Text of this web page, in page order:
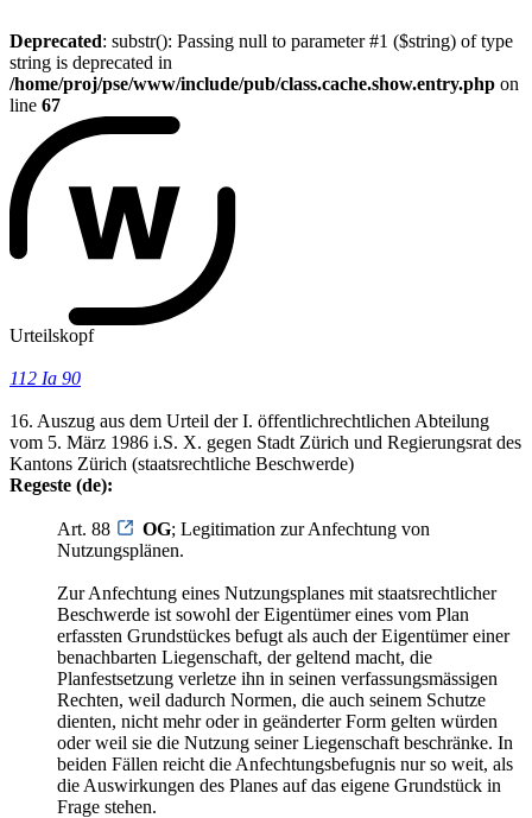
Deprecated: substr(): Passing null to parameter #1 ($string) of type
string is deprecated in
/home/proj/pse/www/include/pub/class.cache.show.entry.php on
line 67
Urteilskopf
112 Ia 90
16. Auszug aus dem Urteil der I. öffentlichrechtlichen Abteilung
vom 5. März 1986 i.S. X. gegen Stadt Zürich und Regierungsrat des
Kantons Zürich (staatsrechtliche Beschwerde)
Regeste (de):
Art. 88 OG; Legitimation zur Anfechtung von
Nutzungsplänen.
Zur Anfechtung eines Nutzungsplanes mit staatsrechtlicher
Beschwerde ist sowohl der Eigentümer eines vom Plan
erfassten Grundstückes befugt als auch der Eigentümer einer
benachbarten Liegenschaft, der geltend macht, die
Planfestsetzung verletze ihn in seinen verfassungsmässigen
Rechten, weil dadurch Normen, die auch seinem Schutze
dienten, nicht mehr oder in geänderter Form gelten würden
oder weil sie die Nutzung seiner Liegenschaft beschränke. In
beiden Fällen reicht die Anfechtungsbefugnis nur so weit, als
die Auswirkungen des Planes auf das eigene Grundstück in
Frage stehen.